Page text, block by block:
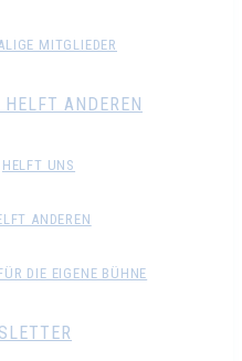
MITGLIEDER
ANDEREN
HELFT UNS
ANDEREN
DIE EIGENE BÜHNE